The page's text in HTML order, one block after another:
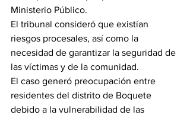
Ministerio Público.
El tribunal consideró que existían
riesgos procesales, así como la
necesidad de garantizar la seguridad de
las víctimas y de la comunidad.
El caso generó preocupación entre
residentes del distrito de Boquete
debido a la vulnerabilidad de las